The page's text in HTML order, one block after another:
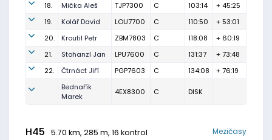
18.
Mička Aleš TJP7300 C 103:14
+ 45:25
19.
Kolář David LOU7700 C 110:50
+ 53:01
20.
Kroutil Petr ZBM7803 C 118:08
+ 60:19
21.
Stohanzl Jan LPU7600 C 131:37
+ 73:48
22.
Čtrnáct Jiří PGP7603 C 134:08
+ 76:19
Bednařík
Marek
4EX8300 C DISK
H45 5.70 km, 285 m, 16 kontrol Mezičasy